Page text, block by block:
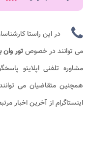
در این راستا
می توانند در خصوصتور وان
مشاوره تلفنی اپلایتو
همچنین متقاضیان می
اینستاگرام از آخرین اخبار